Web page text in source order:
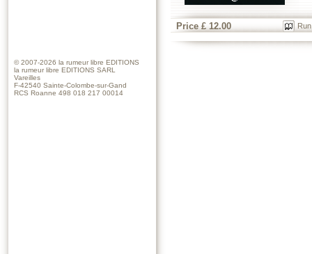
Price £ 12.00
© 2007-2026 la rumeur libre EDITIONS
la rumeur libre EDITIONS SARL
Vareilles
F-42540 Sainte-Colombe-sur-Gand
RCS Roanne 498 018 217 00014